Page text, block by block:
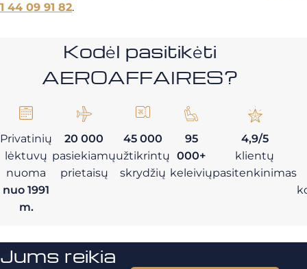
1 44 09 91 82.
Kodėl pasitikėti
AEROAFFAIRES?
Privatinių
lėktuvų
nuoma
nuo 1991
m.
20 000
pasiekiamų
prietaisų
45 000
užtikrintų
skrydžių
95
000+
keleivių
4,9/5
klientų
pasitenkinimas
Jums reikia